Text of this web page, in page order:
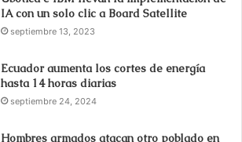
IA con un solo clic a Board Satellite
septiembre 13, 2023
Ecuador aumenta los cortes de energía
hasta 14 horas diarias
septiembre 24, 2024
Hombres armados atacan otro poblado en